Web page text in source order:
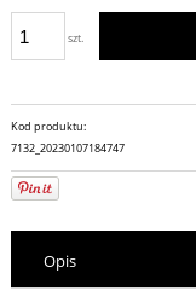
szt.
Kod produktu:
7132_20230107184747
Opis